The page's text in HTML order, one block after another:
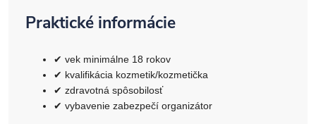
Praktické informácie
✔ vek minimálne 18 rokov
✔ kvalifikácia kozmetik/kozmetička
✔ zdravotná spôsobilosť
✔ vybavenie zabezpečí organizátor